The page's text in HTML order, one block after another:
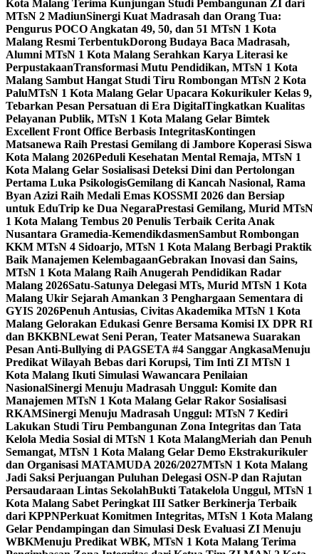
Kota Malang Terima Kunjungan Studi Pembangunan ZI dari
MTsN 2 MadiunSinergi Kuat Madrasah dan Orang Tua:
Pengurus POCO Angkatan 49, 50, dan 51 MTsN 1 Kota
Malang Resmi TerbentukDorong Budaya Baca Madrasah,
Alumni MTsN 1 Kota Malang Serahkan Karya Literasi ke
PerpustakaanTransformasi Mutu Pendidikan, MTsN 1 Kota
Malang Sambut Hangat Studi Tiru Rombongan MTsN 2 Kota
PaluMTsN 1 Kota Malang Gelar Upacara Kokurikuler Kelas 9,
Tebarkan Pesan Persatuan di Era DigitalTingkatkan Kualitas
Pelayanan Publik, MTsN 1 Kota Malang Gelar Bimtek
Excellent Front Office Berbasis IntegritasKontingen
Matsanewa Raih Prestasi Gemilang di Jambore Koperasi Siswa
Kota Malang 2026Peduli Kesehatan Mental Remaja, MTsN 1
Kota Malang Gelar Sosialisasi Deteksi Dini dan Pertolongan
Pertama Luka PsikologisGemilang di Kancah Nasional, Rama
Byan Azizi Raih Medali Emas KOSSMI 2026 dan Bersiap
untuk EduTrip ke Dua NegaraPrestasi Gemilang, Murid MTsN
1 Kota Malang Tembus 20 Penulis Terbaik Cerita Anak
Nusantara Gramedia-KemendikdasmenSambut Rombongan
KKM MTsN 4 Sidoarjo, MTsN 1 Kota Malang Berbagi Praktik
Baik Manajemen KelembagaanGebrakan Inovasi dan Sains,
MTsN 1 Kota Malang Raih Anugerah Pendidikan Radar
Malang 2026Satu-Satunya Delegasi MTs, Murid MTsN 1 Kota
Malang Ukir Sejarah Amankan 3 Penghargaan Sementara di
GYIS 2026Penuh Antusias, Civitas Akademika MTsN 1 Kota
Malang Gelorakan Edukasi Genre Bersama Komisi IX DPR RI
dan BKKBNLewat Seni Peran, Teater Matsanewa Suarakan
Pesan Anti-Bullying di PAGSETA #4 Sanggar AngkasaMenuju
Predikat Wilayah Bebas dari Korupsi, Tim Inti ZI MTsN 1
Kota Malang Ikuti Simulasi Wawancara Penilaian
NasionalSinergi Menuju Madrasah Unggul: Komite dan
Manajemen MTsN 1 Kota Malang Gelar Rakor Sosialisasi
RKAMSinergi Menuju Madrasah Unggul: MTsN 7 Kediri
Lakukan Studi Tiru Pembangunan Zona Integritas dan Tata
Kelola Media Sosial di MTsN 1 Kota MalangMeriah dan Penuh
Semangat, MTsN 1 Kota Malang Gelar Demo Ekstrakurikuler
dan Organisasi MATAMUDA 2026/2027MTsN 1 Kota Malang
Jadi Saksi Perjuangan Puluhan Delegasi OSN-P dan Rajutan
Persaudaraan Lintas SekolahBukti Tatakelola Unggul, MTsN 1
Kota Malang Sabet Peringkat III Satker Berkinerja Terbaik
dari KPPNPerkuat Komitmen Integritas, MTsN 1 Kota Malang
Gelar Pendampingan dan Simulasi Desk Evaluasi ZI Menuju
WBKMenuju Predikat WBK, MTsN 1 Kota Malang Terima